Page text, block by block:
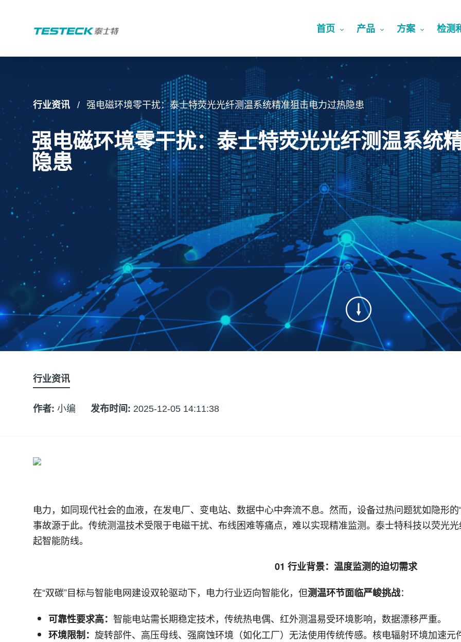
首页 产品 方案 检测
行业资讯 强电磁环境零干扰：泰士特荧光光纤测温系统精准狙击电力过热隐患
强电磁环境零干扰：泰士特荧光光纤测温系统
隐患
行业资讯
作者: 小编 发布时间: 2025-12-05 14:11:38
电力，如同现代社会的血液，在发电厂、变电站、数据中心中奔流不息。然而，设备过热问题犹如隐形
事故源于此。传统测温技术受限于电磁干扰、布线困难等痛点，难以实现精准监测。泰士特科技以荧光
起智能防线。
01 行业背景：温度监测的迫切需求
在“双碳”目标与智能电网建设双轮驱动下，电力行业迈向智能化，但测温环节面临严峻挑战：
可靠性要求高： 智能电站需长期稳定技术，传统热电偶、红外测温易受环境影响，数据漂移严重。
环境限制： 旋转部件、高压母线、强腐蚀环境（如化工厂）无法使用传统传感。核电辐射环境加速元